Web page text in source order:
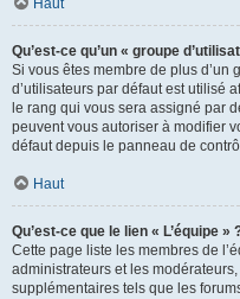
Haut
Qu’est-ce qu’un « groupe
Si vous êtes membre de plus d’un
d’utilisateurs par défaut est utilisé
le rang qui vous sera assigné par
peuvent vous autoriser à modifier
défaut depuis le panneau de
Haut
Qu’est-ce que le lien « L’équipe »
Cette page liste les membres de
administrateurs et les
supplémentaires tels que les